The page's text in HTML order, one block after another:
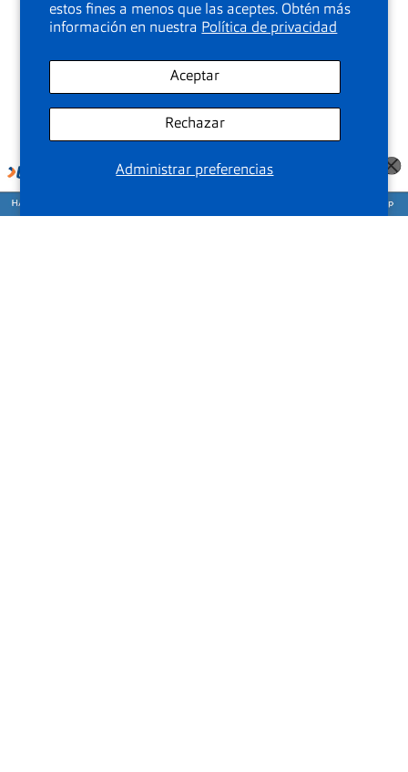
estos fines a menos que las aceptes. Obtén más
información en nuestra Política de privacidad
Administrar preferencias
Aceptar
Rechazar